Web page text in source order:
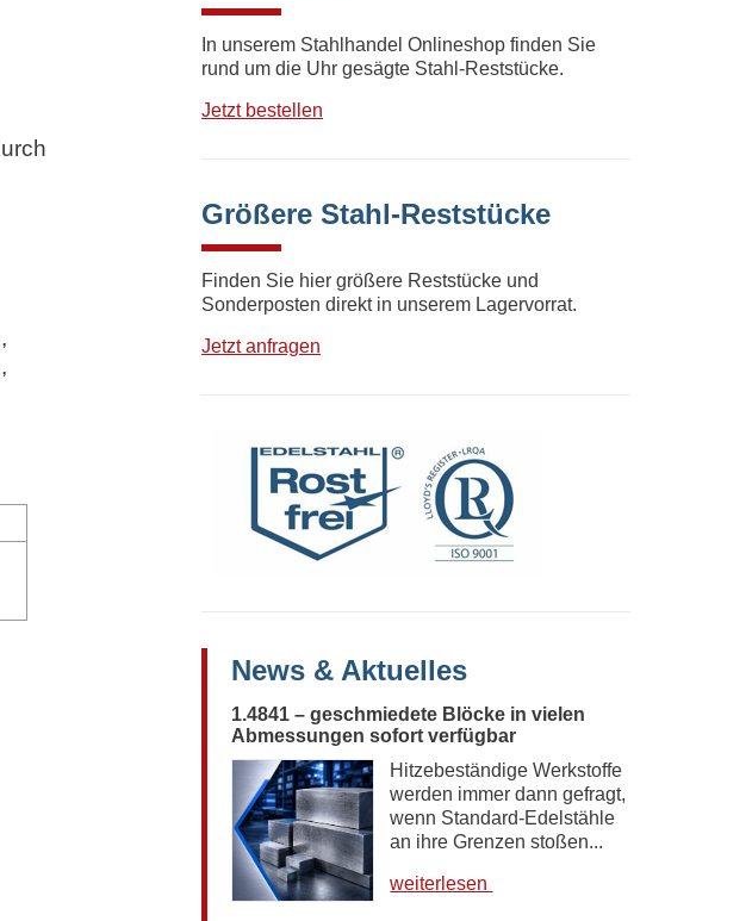
In unserem Stahlhandel Onlineshop finden Sie
rund um die Uhr gesägte Stahl-Reststücke.
Jetzt bestellen
Größere Stahl-Reststücke
Finden Sie hier größere Reststücke und
Sonderposten direkt in unserem Lagervorrat.
Jetzt anfragen
News & Aktuelles
1.4841 – geschmiedete Blöcke in vielen
Abmessungen sofort verfügbar
Hitzebeständige Werkstoffe
werden immer dann gefragt,
wenn Standard-Edelstähle
an ihre Grenzen stoßen...
weiterlesen